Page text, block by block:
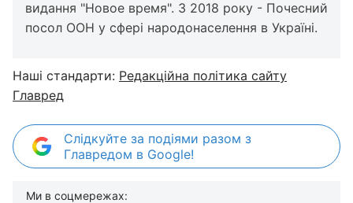
видання "Новое время". З 2018 року - Почесний
посол ООН у сфері народонаселення в Україні.
Наші стандарти: Редакційна політика сайту
Главред
Слідкуйте за подіями разом з
Главредом в Google!
Ми в соцмережах: